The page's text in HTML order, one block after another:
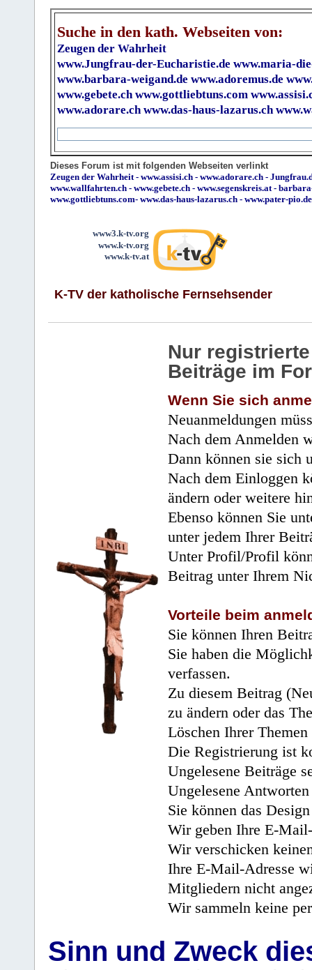
Suche in den kath. Webseiten von:
Zeugen der Wahrheit
www.Jungfrau-der-Eucharistie.de www.maria-
www.barbara-weigand.de www.adoremus.de
www.gebete.ch www.gottliebtuns.com
www.adorare.ch www.das-haus-lazarus.ch
Dieses Forum ist mit folgenden Webseiten verlinkt
Zeugen der Wahrheit- www.assisi.ch - www.adorare.ch -
www.wallfahrten.ch - www.gebete.ch - www.segenskreis.at-
www.gottliebtuns.com- www.das-haus-lazarus.ch - www.pater-pio.de
www3.k-tv.org
www.k-tv.org
www.k-tv.at
K-TV der katholische Fernsehsender
Nur
Beiträge im
Wenn Sie sich
Neuanmeldungen
Nach dem Anmelden
Dann können sie sich
Nach dem Einloggen
ändern oder weitere
Ebenso können Sie
unter jedem Ihrer
Unter Profil/Profil
Beitrag unter Ihrem
Vorteile beim
Sie können Ihren
Sie haben die
verfassen.
Zu diesem Beitrag
zu ändern oder das
Löschen Ihrer
Die Registrierung ist
Ungelesene Beiträge
Ungelesene
Sie können das
Wir geben Ihre E-
Wir verschicken
Ihre E-Mail-Adresse
Mitgliedern nicht
Wir sammeln keine
Sinn und Zweck